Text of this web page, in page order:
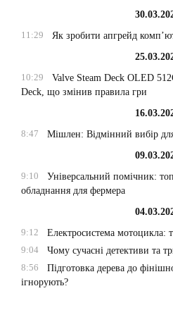
11:29
Як зробити апгрейд
10:29
Valve Steam Deck OLED
Deck, що змінив правила гри
8:47
Мішлен: Відмінний вибір
9:10
Універсальний помічник:
обладнання для фермера
9:12
Електросистема мотоцикла:
9:04
Чому сучасні детективи та
8:56
Підготовка дерева до
ігнорують?